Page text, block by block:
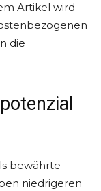
Artikel wird
die
bewährte
niedrigeren